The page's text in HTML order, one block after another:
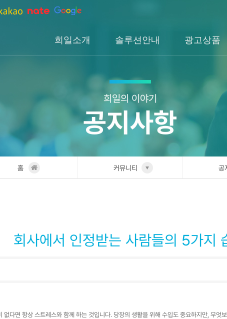
희일소개 솔루션안내
H1솔루션
H2솔루션
H3솔루션
이글아이
광고상품
DA광고
희일의 이야기
공지사항
홈 커뮤니티 공
회사에서 인정받는 사람들의 5가지
다면 항상 스트레스와 함께 하는 것입니다. 당장의 생활을 위해 수입도 중요하지만, 무엇